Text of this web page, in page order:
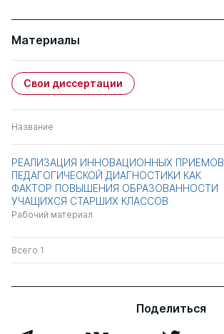
Материалы
Свои диссертации
Название
РЕАЛИЗАЦИЯ ИННОВАЦИОННЫХ ПРИЕМОВ
ПЕДАГОГИЧЕСКОЙ ДИАГНОСТИКИ КАК
ФАКТОР ПОВЫШЕНИЯ ОБРАЗОВАННОСТИ
УЧАЩИХСЯ СТАРШИХ КЛАССОВ
Рабочий материал
Всего 1
Поделиться